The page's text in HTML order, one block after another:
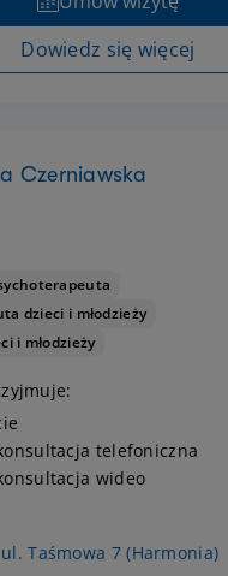
Dowiedz się więcej
Czerniawska
dzieci i młodzieży
i młodzieży
telefoniczna
wideo
Taśmowa 7 (Harmonia)